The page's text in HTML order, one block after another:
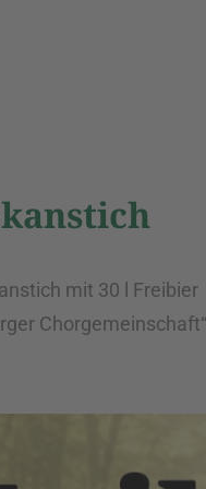
mit 30 l Freibier
Chorgemeinschaft“